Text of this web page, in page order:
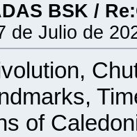
BSK /
de Julio de
of